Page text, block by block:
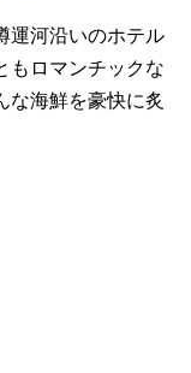
運河沿いのホテル
もロマンチックな
な海鮮を豪快に炙